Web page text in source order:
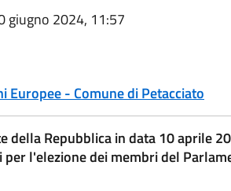
giugno 2024, 11:57
Europee - Comune di Petacciato
della Repubblica in data 10 aprile
l'elezione dei membri del